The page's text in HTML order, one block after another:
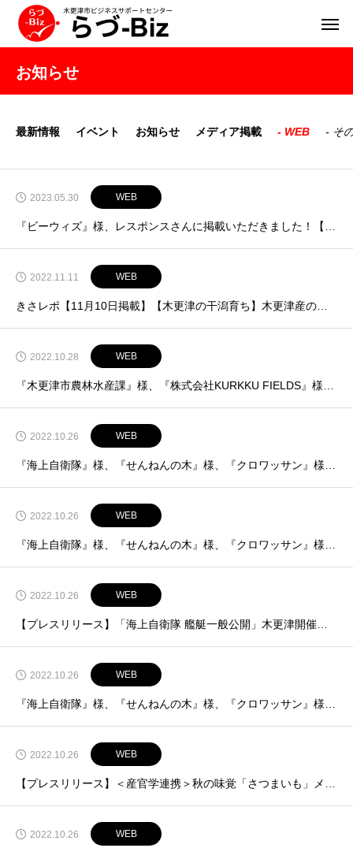
お知らせ
最新情報 イベント お知らせ メディア掲載 WEB そ
2023.05.30 WEB
2022.11.11 WEB
2022.10.28 WEB
2022.10.26 WEB
2022.10.26 WEB
2022.10.26 WEB
2022.10.26 WEB
2022.10.26 WEB
2022.10.26 WEB